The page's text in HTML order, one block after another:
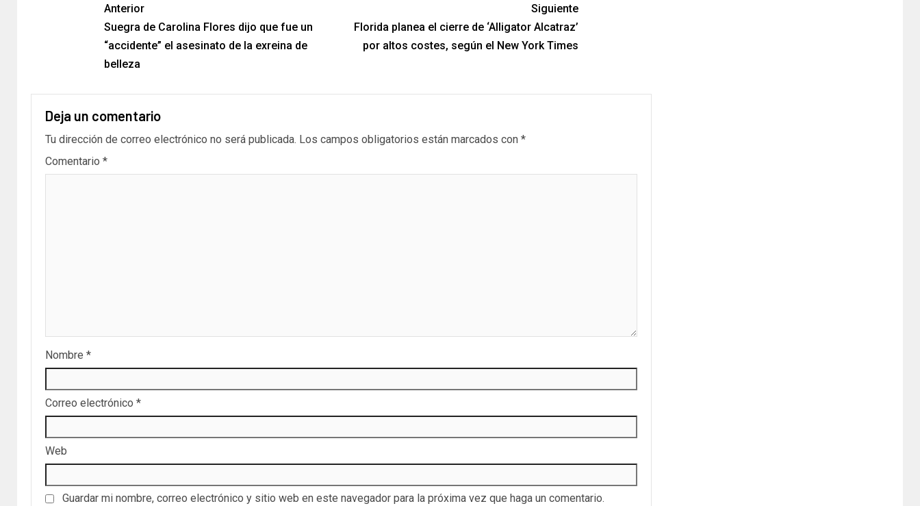
Anterior
Suegra de Carolina Flores dijo que fue un
“accidente” el asesinato de la exreina de
belleza
Siguiente
Florida planea el cierre de ‘Alligator Alcatraz’
por altos costes, según el New York Times
Deja un comentario
Tu dirección de correo electrónico no será publicada. Los campos obligatorios están marcados con *
Comentario *
Nombre *
Correo electrónico *
Web
Guardar mi nombre, correo electrónico y sitio web en este navegador para la próxima vez que haga un comentario.